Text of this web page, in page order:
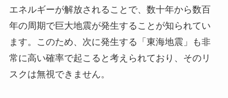
エネルギーが解放されることで、数十年から数百
年の周期で巨大地震が発生することが知られてい
ます。このため、次に発生する「東海地震」も非
常に高い確率で起こると考えられており、そのリ
スクは無視できません。